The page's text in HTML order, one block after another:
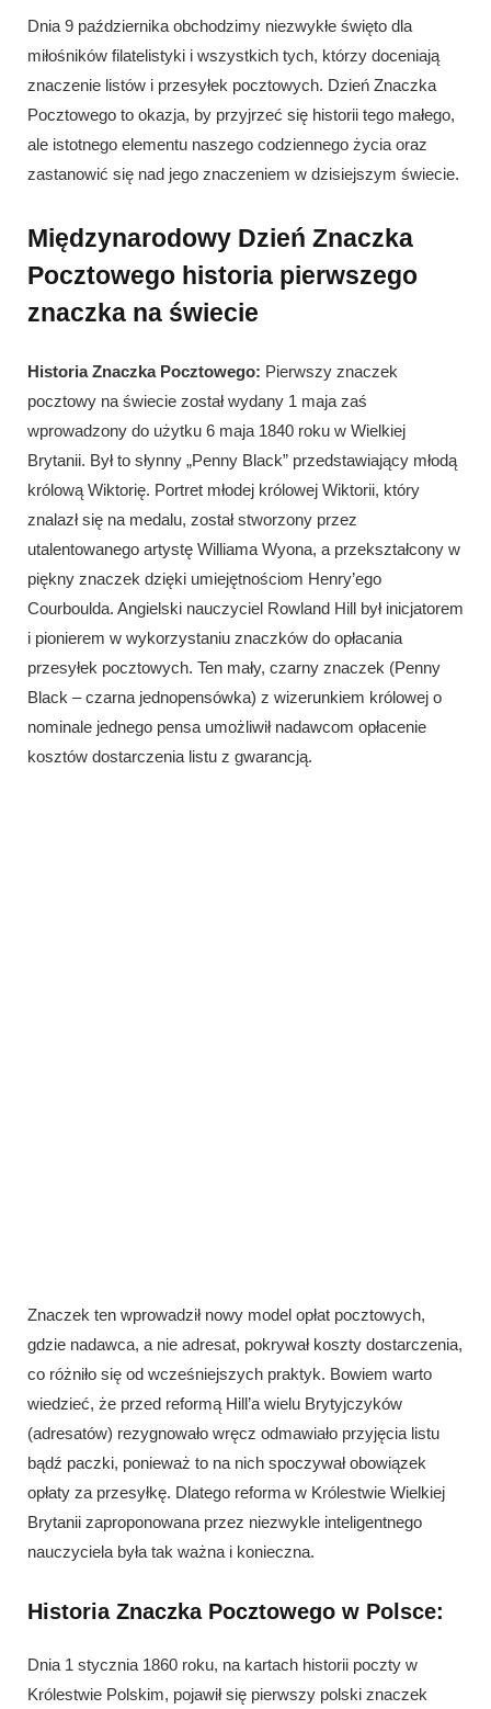
Dnia 9 października obchodzimy niezwykłe święto dla
miłośników filatelistyki i wszystkich tych, którzy doceniają
znaczenie listów i przesyłek pocztowych. Dzień Znaczka
Pocztowego to okazja, by przyjrzeć się historii tego małego,
ale istotnego elementu naszego codziennego życia oraz
zastanowić się nad jego znaczeniem w dzisiejszym świecie.
Międzynarodowy Dzień Znaczka
Pocztowego historia pierwszego
znaczka na świecie
Historia Znaczka Pocztowego: Pierwszy znaczek
pocztowy na świecie został wydany 1 maja zaś
wprowadzony do użytku 6 maja 1840 roku w Wielkiej
Brytanii. Był to słynny „Penny Black” przedstawiający młodą
królową Wiktorię. Portret młodej królowej Wiktorii, który
znalazł się na medalu, został stworzony przez
utalentowanego artystę Williama Wyona, a przekształcony w
piękny znaczek dzięki umiejętnościom Henry’ego
Courboulda. Angielski nauczyciel Rowland Hill był inicjatorem
i pionierem w wykorzystaniu znaczków do opłacania
przesyłek pocztowych. Ten mały, czarny znaczek (Penny
Black – czarna jednopensówka) z wizerunkiem królowej o
nominale jednego pensa umożliwił nadawcom opłacenie
kosztów dostarczenia listu z gwarancją.
Znaczek ten wprowadził nowy model opłat pocztowych,
gdzie nadawca, a nie adresat, pokrywał koszty dostarczenia,
co różniło się od wcześniejszych praktyk. Bowiem warto
wiedzieć, że przed reformą Hill’a wielu Brytyjczyków
(adresatów) rezygnowało wręcz odmawiało przyjęcia listu
bądź paczki, ponieważ to na nich spoczywał obowiązek
opłaty za przesyłkę. Dlatego reforma w Królestwie Wielkiej
Brytanii zaproponowana przez niezwykle inteligentnego
nauczyciela była tak ważna i konieczna.
Historia Znaczka Pocztowego w Polsce:
Dnia 1 stycznia 1860 roku, na kartach historii poczty w
Królestwie Polskim, pojawił się pierwszy polski znaczek